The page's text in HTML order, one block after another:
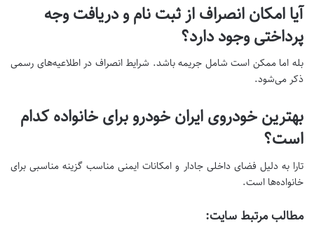
آیا امکان انصراف از ثبت نام و دریافت وجه
پرداختی وجود دارد؟
بله اما ممکن است شامل جریمه باشد. شرایط انصراف در اطلاعیه‌های رسمی
ذکر می‌شود.
بهترین خودروی ایران خودرو برای خانواده کدام
است؟
تارا به دلیل فضای داخلی جادار و امکانات ایمنی مناسب گزینه مناسبی برای
خانواده‌ها است.
مطالب مرتبط سایت: